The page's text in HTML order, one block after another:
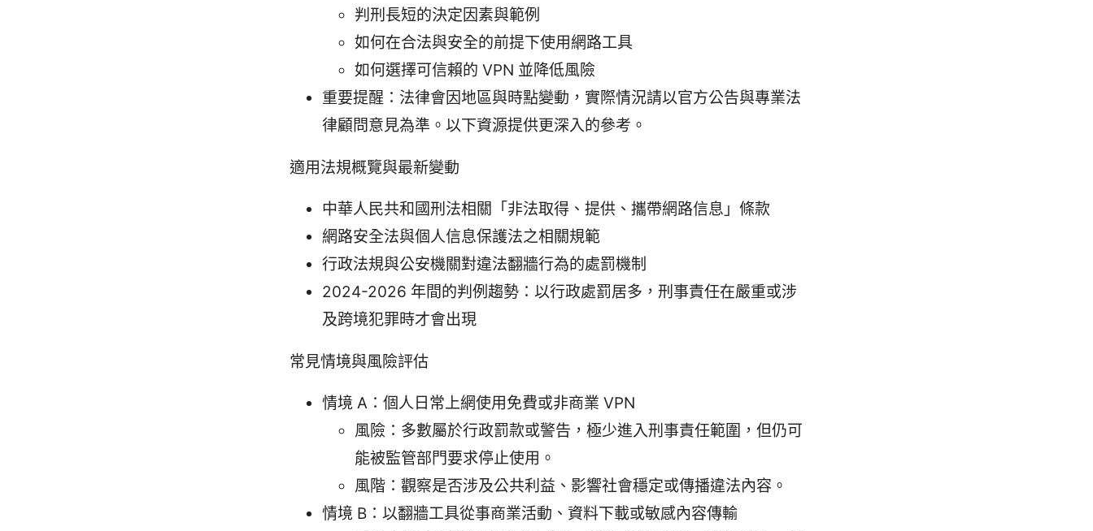
判刑長短的決定因素與範例
如何在合法與安全的前提下使用網路工具
如何選擇可信賴的 VPN 並降低風險
重要提醒：法律會因地區與時點變動，實際情況請以官方公告與專業法
律顧問意見為準。以下資源提供更深入的參考。
適用法規概覽與最新變動
中華人民共和國刑法相關「非法取得、提供、攜帶網路信息」條款
網路安全法與個人信息保護法之相關規範
行政法規與公安機關對違法翻牆行為的處罰機制
2024-2026 年間的判例趨勢：以行政處罰居多，刑事責任在嚴重或涉
及跨境犯罪時才會出現
常見情境與風險評估
情境 A：個人日常上網使用免費或非商業 VPN
風險：多數屬於行政罰款或警告，極少進入刑事責任範圍，但仍可
能被監管部門要求停止使用。
風階：觀察是否涉及公共利益、影響社會穩定或傳播違法內容。
情境 B：以翻牆工具從事商業活動、資料下載或敏感內容傳輸